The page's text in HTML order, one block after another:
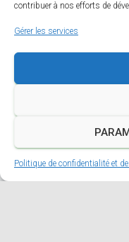
contribuer à nos efforts de
Gérer les services
Politique de confidentialité et